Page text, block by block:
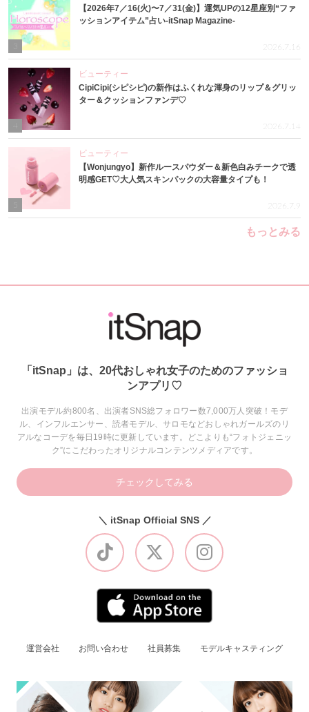
3
【2026年7／16(火)〜7／31(金)】運気UPの12星座別“ファ
ッションアイテム”占い-itSnap Magazine-
2026.7.16
4
ビューティー
CipiCipi(シピシピ)の新作はふくれな渾身のリップ＆グリッ
ター＆クッションファンデ♡
2026.7.14
ビューティー
【Wonjungyo】新作ルースパウダー＆新色白みチークで透
明感GET♡大人気スキンパックの大容量タイプも！
2026.7.9
もっとみる
「itSnap」は、20代おしゃれ女子のためのファッショ
ンアプリ♡
出演モデル約800名、出演者SNS総フォロワー数7,000万人突破！モデ
ル、インフルエンサー、読者モデル、サロモなどおしゃれガールズのリ
アルなコーデを毎日19時に更新しています。どこよりも“フォトジェニッ
ク”にこだわったオリジナルコンテンツメディアです。
チェックしてみる
＼ itSnap Official SNS ／
運営会社 お問い合わせ 社員募集 モデルキャスティング